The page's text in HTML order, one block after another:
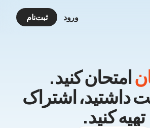
ورود ثبت‌نام
امتحان کنید.
داشتید، اشتراک
تهیه کنید.